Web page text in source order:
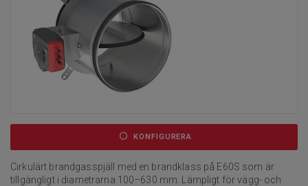
KONFIGURERA
Cirkulärt brandgasspjäll med en brandklass på E60S som är
tillgängligt i diametrarna 100–630 mm. Lämpligt för vägg- och